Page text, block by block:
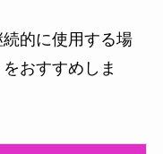
的に使用する場
おすすめしま